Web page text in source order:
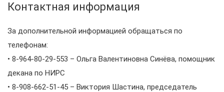
Контактная информация
За дополнительной информацией обращаться по
телефонам:
• 8-964-80-29-553 – Ольга Валентиновна Синёва, помощник
декана по НИРС
• 8-908-662-51-45 – Виктория Шастина, председатель